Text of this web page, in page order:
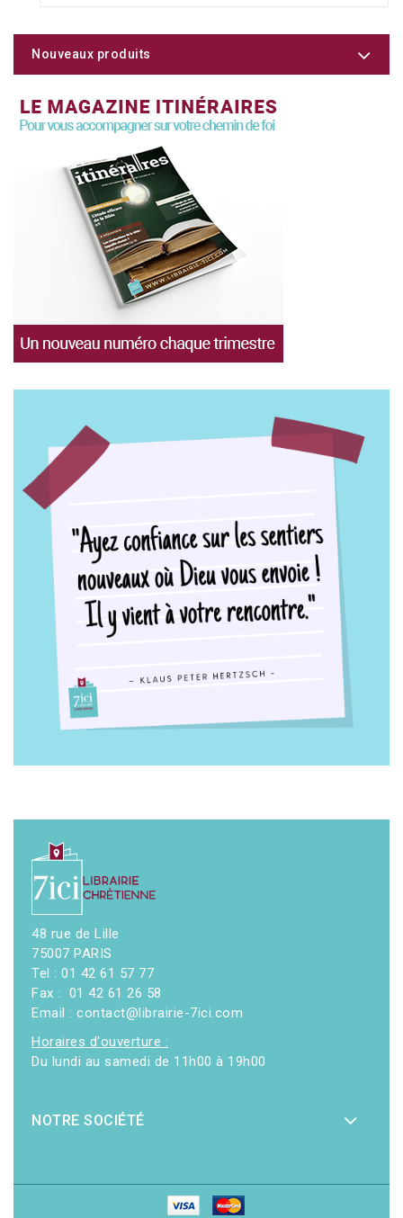
Nouveaux produits
48 rue de Lille
75007 PARIS
Tel : 01 42 61 57 77
Fax : 01 42 61 26 58
Email : contact@librairie-7ici.com
Horaires d'ouverture :
Du lundi au samedi de 11h00 à 19h00
NOTRE SOCIÉTÉ